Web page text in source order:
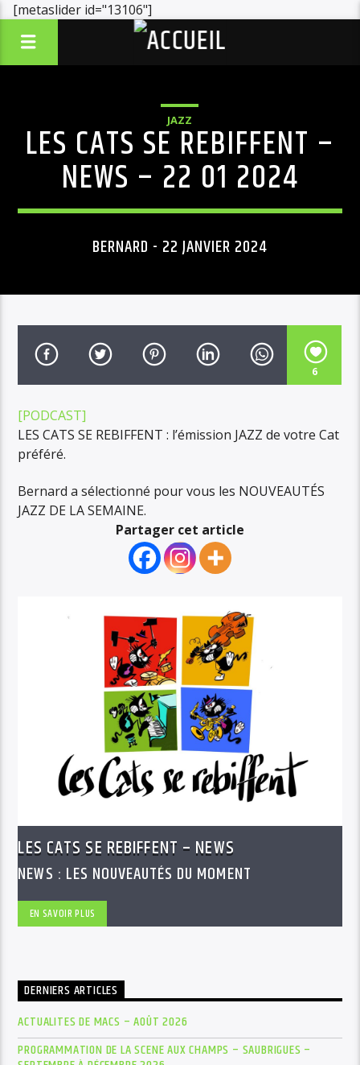
[metaslider id="13106"]
JAZZ
LES CATS SE REBIFFENT –
NEWS – 22 01 2024
BERNARD - 22 JANVIER 2024
6
[PODCAST]
LES CATS SE REBIFFENT : l’émission JAZZ de votre Cat
préféré.
Bernard a sélectionné pour vous les NOUVEAUTÉS
JAZZ DE LA SEMAINE.
Partager cet article
LES CATS SE REBIFFENT – NEWS
NEWS : LES NOUVEAUTÉS DU MOMENT
EN SAVOIR PLUS
DERNIERS ARTICLES
ACTUALITES DE MACS – AOÛT 2026
PROGRAMMATION DE LA SCENE AUX CHAMPS – SAUBRIGUES –